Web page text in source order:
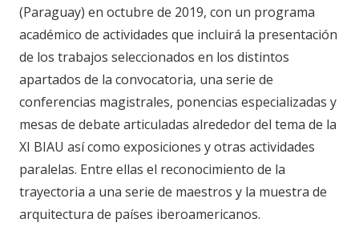
(Paraguay) en octubre de 2019, con un programa
académico de actividades que incluirá la presentación
de los trabajos seleccionados en los distintos
apartados de la convocatoria, una serie de
conferencias magistrales, ponencias especializadas y
mesas de debate articuladas alrededor del tema de la
XI BIAU así como exposiciones y otras actividades
paralelas. Entre ellas el reconocimiento de la
trayectoria a una serie de maestros y la muestra de
arquitectura de países iberoamericanos.